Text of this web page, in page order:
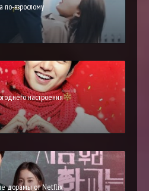
взрослому
настроения
дорамы от Netflix